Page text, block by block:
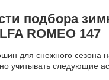
подбора
ROMEO 147
для снежного сезона
учитывать следующие